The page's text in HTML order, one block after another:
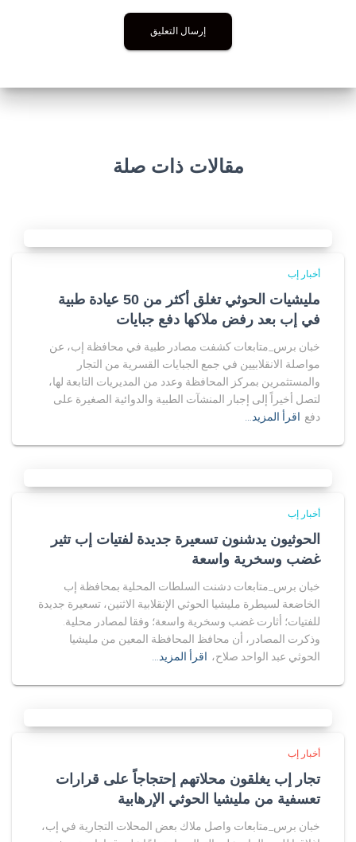
مقالات ذات صلة
أخبار إب
مليشيات الحوثي تغلق أكثر من 50 عيادة طبية
في إب بعد رفض ملاكها دفع جبايات
خبان برس_متابعات كشفت مصادر طبية في محافظة إب، عن
مواصلة الانقلابيين في جمع الجبايات القسرية من التجار
والمستثمرين بمركز المحافظة وعدد من المديريات التابعة لها،
لتصل أخيراً إلى إجبار المنشآت الطبية والدوائية الصغيرة على
دفع اقرأ المزيد…
أخبار إب
الحوثيون يدشنون تسعيرة جديدة لفتيات إب تثير
غضب وسخرية واسعة
خبان برس_متابعات دشنت السلطات المحلية بمحافظة إب
الخاضعة لسيطرة مليشيا الحوثي الإنقلابية الاثنين، تسعيرة جديدة
للفتيات؛ أثارت غضب وسخرية واسعة؛ وفقا لمصادر محلية.
وذكرت المصادر، أن محافظ المحافظة المعين من مليشيا
الحوثي عبد الواحد صلاح، اقرأ المزيد…
أخبار إب
تجار إب يغلقون محلاتهم إحتجاجاً على قرارات
تعسفية من مليشيا الحوثي الإرهابية
خبان برس_متابعات واصل ملاك بعض المحلات التجارية في إب،